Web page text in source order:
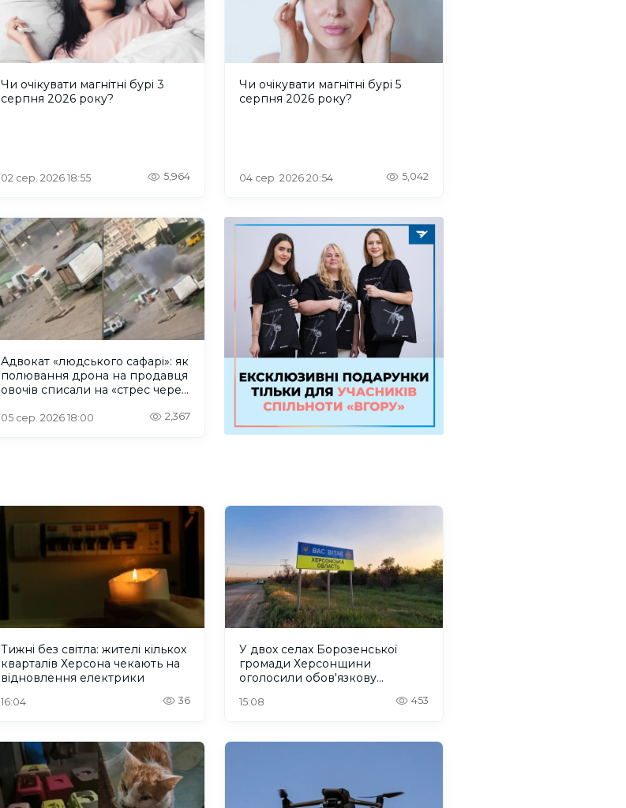
Чи очікувати магнітні бурі 3
серпня 2026 року?
02 сер. 2026 18:55 5,964
Чи очікувати магнітні бурі 5
серпня 2026 року?
04 сер. 2026 20:54 5,042
Адвокат «людського сафарі»: як
полювання дрона на продавця
овочів списали на «стрес через
05 сер. 2026 18:00 2,367
Тижні без світла: жителі кількох
кварталів Херсона чекають на
відновлення електрики
16:04 36
У двох селах Борозенської
громади Херсонщини
оголосили обов'язкову
15:08 453